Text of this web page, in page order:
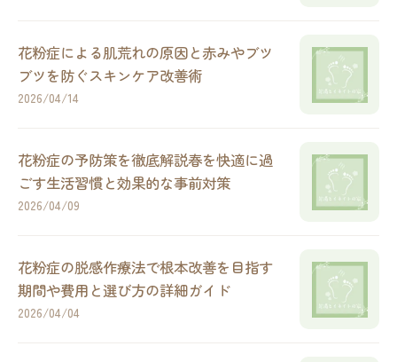
花粉症による肌荒れの原因と赤みやブツ
ブツを防ぐスキンケア改善術
2026/04/14
花粉症の予防策を徹底解説春を快適に過
ごす生活習慣と効果的な事前対策
2026/04/09
花粉症の脱感作療法で根本改善を目指す
期間や費用と選び方の詳細ガイド
2026/04/04